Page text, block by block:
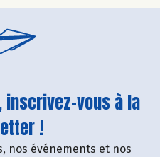
inscrivez-vous à la
!
nos événements et nos